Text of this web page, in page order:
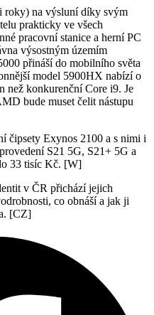
roky) na výsluní díky svým
prakticky ve všech
pracovní stanice a herní PC
výsostným územím
přináší do mobilního světa
model 5900HX nabízí o
než konkurenční Core i9. Je
bude muset čelit nástupu
čipsety Exynos 2100 a s nimi i
S21 5G, S21+ 5G a
33 tisíc Kč. [W]
v ČR přichází jejich
co obnáší a jak ji
[CZ]